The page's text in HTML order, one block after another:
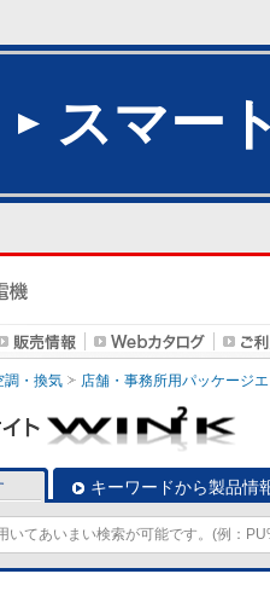
スマー
調・換気 店舗・事務所用パッケージ
キーワードから製品情